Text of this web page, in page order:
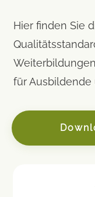
Hier finden Sie
für Ausbildende